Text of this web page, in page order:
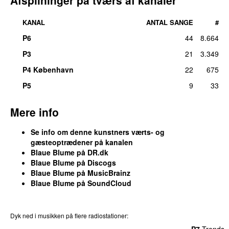
2021)
Jealousy (Live P6 BEAT Rocker Koncerthuset
2014)
5
Lemon Tree
5
25. Lost Sons Of Boys (Live P6 BEAT Rocker
man 22. dec 2014
Mørkekender
man 27. jan 2025
Bombard (Live P6 Beat Rocker Koncerthuset
29. In Disco Lights (Live P6 BEAT Rocker
KANAL ANTAL SANGE #
P6 44
8.664
P3
21
3.349
P4 København
22
675
P5
9 33
Mere info
Se info om denne kunstners værts- og
gæsteoptrædener på kanalen
Blaue Blume på DR.dk
Blaue Blume på Discogs
Blaue Blume på MusicBrainz
Blaue Blume på SoundCloud
Dyk ned i musikken på flere radiostationer: